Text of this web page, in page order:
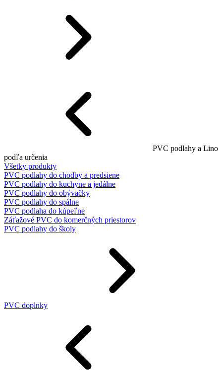
PVC podlahy a Lino
podľa určenia
Všetky produkty
PVC podlahy do chodby a predsiene
PVC podlahy do kuchyne a jedálne
PVC podlahy do obývačky
PVC podlahy do spálne
PVC podlaha do kúpeľne
Záťažové PVC do komerčných priestorov
PVC podlahy do školy
PVC doplnky